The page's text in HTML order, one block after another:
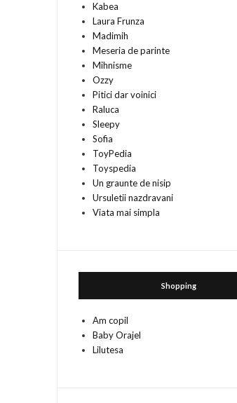
Kabea
Laura Frunza
Madimih
Meseria de parinte
Mihnisme
Ozzy
Pitici dar voinici
Raluca
Sleepy
Sofia
ToyPedia
Toyspedia
Un graunte de nisip
Ursuletii nazdravani
Viata mai simpla
Shopping
Am copil
Baby Orajel
Lilutesa